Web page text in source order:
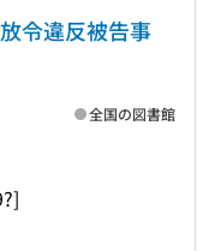
令違反被告事
全国の図書館